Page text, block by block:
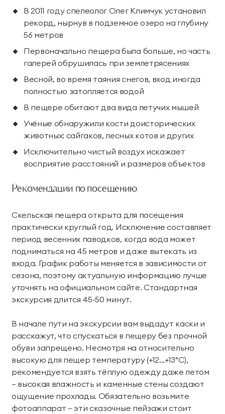
В 2011 году спелеолог Олег Климчук установил
рекорд, нырнув в подземное озеро на глубину
56 метров
Первоначально пещера была больше, но часть
галерей обрушилась при землетрясениях
Весной, во время таяния снегов, вход иногда
полностью затопляется водой
В пещере обитают два вида летучих мышей
Учёные обнаружили кости доисторических
животных: сайгаков, лесных котов и других
Исключительно чистый воздух искажает
восприятие расстояний и размеров объектов
Рекомендации по посещению
Скельская пещера открыта для посещения
практически круглый год. Исключение составляет
период весенних паводков, когда вода может
подниматься на 45 метров и даже вытекать из
входа. График работы меняется в зависимости от
сезона, поэтому актуальную информацию лучше
уточнять на официальном сайте. Стандартная
экскурсия длится 45-50 минут.
В начале пути на экскурсии вам выдадут каски и
расскажут, что спускаться в пещеру без прочной
обуви запрещено. Несмотря на относительно
высокую для пещер температуру (+12...+13°C),
рекомендуется взять тёплую одежду даже летом
— высокая влажность и каменные стены создают
ощущение прохлады. Обязательно возьмите
фотоаппарат — эти сказочные пейзажи стоит